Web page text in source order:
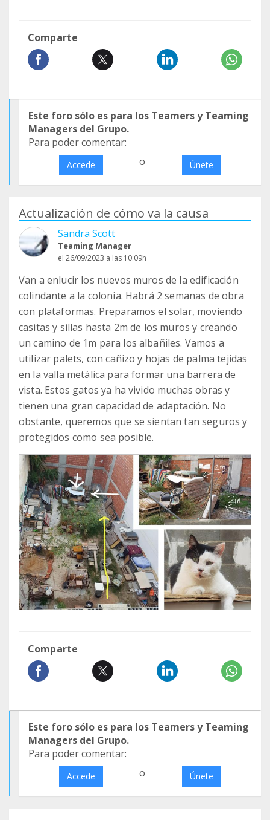
Comparte
Este foro sólo es para los Teamers y Teaming
Managers del Grupo.
Para poder comentar:
Accede o Únete
Actualización de cómo va la causa
Sandra Scott
Teaming Manager
el 26/09/2023 a las 10:09h
Van a enlucir los nuevos muros de la edificación
colindante a la colonia. Habrá 2 semanas de obra
con plataformas. Preparamos el solar, moviendo
casitas y sillas hasta 2m de los muros y creando
un camino de 1m para los albañiles. Vamos a
utilizar palets, con cañizo y hojas de palma tejidas
en la valla metálica para formar una barrera de
vista. Estos gatos ya ha vivido muchas obras y
tienen una gran capacidad de adaptación. No
obstante, queremos que se sientan tan seguros y
protegidos como sea posible.
Comparte
Este foro sólo es para los Teamers y Teaming
Managers del Grupo.
Para poder comentar:
Accede o Únete